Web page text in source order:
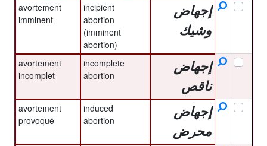
إجهاض
وشيك
incipient
abortion
(imminent
abortion)
avortement
imminent
إجهاض
ناقص
incomplete
abortion
avortement
incomplet
إجهاض
محرض
induced
abortion
avortement
provoqué